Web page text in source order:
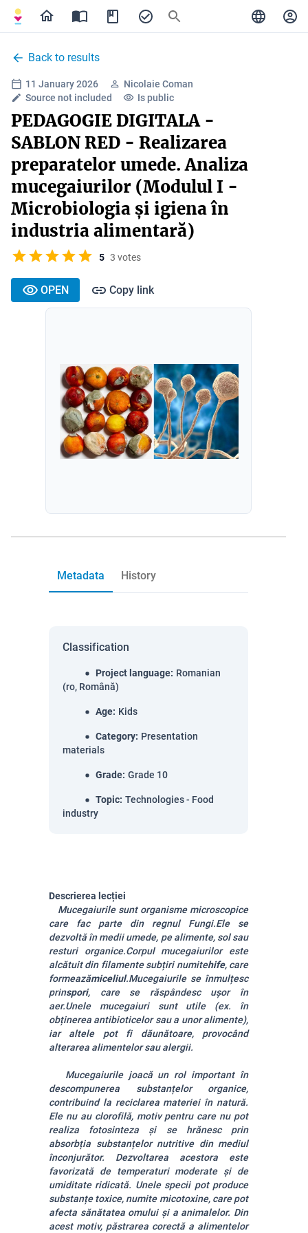
Back to results
11 January 2026
Nicolaie Coman
Source not included
Is public
PEDAGOGIE DIGITALA -
SABLON RED - Realizarea
preparatelor umede. Analiza
mucegaiurilor (Modulul I -
Microbiologia și igiena în
industria alimentară)
5 3 votes
OPEN Copy link
Metadata History
Classification
Project language: Romanian
(ro, Română)
Age: Kids
Category: Presentation
materials
Grade: Grade 10
Topic: Technologies - Food
industry
Descrierea lecției
Mucegaiurile sunt organisme microscopice
care fac parte din regnul Fungi.Ele se
dezvoltă în medii umede, pe alimente, sol sau
resturi organice.Corpul mucegaiurilor este
alcătuit din filamente subțiri numitehife, care
formeazămiceliul.Mucegaiurile se înmulțesc
prinspori, care se răspândesc ușor în
aer.Unele mucegaiuri sunt utile (ex. în
obținerea antibioticelor sau a unor alimente),
iar altele pot fi dăunătoare, provocând
alterarea alimentelor sau alergii.
Mucegaiurile joacă un rol important în
descompunerea substanțelor organice,
contribuind la reciclarea materiei în natură.
Ele nu au clorofilă, motiv pentru care nu pot
realiza fotosinteza și se hrănesc prin
absorbția substanțelor nutritive din mediul
înconjurător. Dezvoltarea acestora este
favorizată de temperaturi moderate și de
umiditate ridicată. Unele specii pot produce
substanțe toxice, numite micotoxine, care pot
afecta sănătatea omului și a animalelor. Din
acest motiv, păstrarea corectă a alimentelor